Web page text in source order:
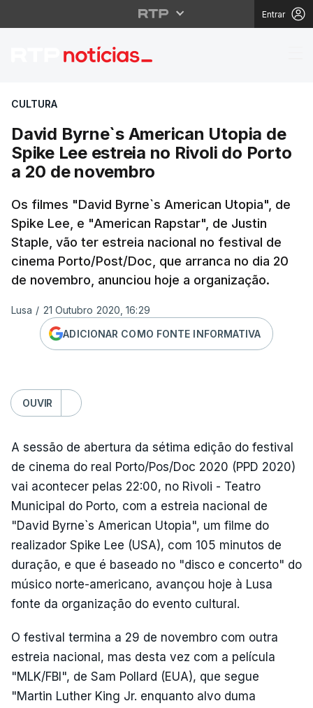
Entrar
David Byrne`s
CULTURA
David Byrne`s American Utopia de
Spike Lee estreia no Rivoli do Porto
a 20 de novembro
Os filmes "David Byrne`s American Utopia", de
Spike Lee, e "American Rapstar", de Justin
Staple, vão ter estreia nacional no festival de
cinema Porto/Post/Doc, que arranca no dia 20
de novembro, anunciou hoje a organização.
Lusa / 21 Outubro 2020, 16:29
ADICIONAR COMO FONTE INFORMATIVA
OUVIR
A sessão de abertura da sétima edição do festival
de cinema do real Porto/Pos/Doc 2020 (PPD 2020)
vai acontecer pelas 22:00, no Rivoli - Teatro
Municipal do Porto, com a estreia nacional de
"David Byrne`s American Utopia", um filme do
realizador Spike Lee (USA), com 105 minutos de
duração, e que é baseado no "disco e concerto" do
músico norte-americano, avançou hoje à Lusa
fonte da organização do evento cultural.
O festival termina a 29 de novembro com outra
estreia nacional, mas desta vez com a película
"MLK/FBI", de Sam Pollard (EUA), que segue
"Martin Luther King Jr. enquanto alvo duma